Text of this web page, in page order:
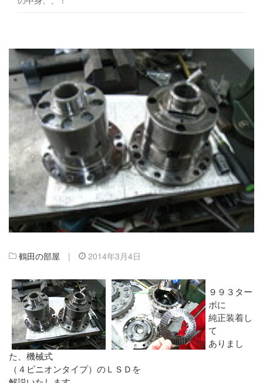
鶴田の部屋 | 2014年3月4日
９９３ター
ボに
純正装着し
て
ありまし
た、機械式
（４ピニオンタイプ）のＬＳＤを